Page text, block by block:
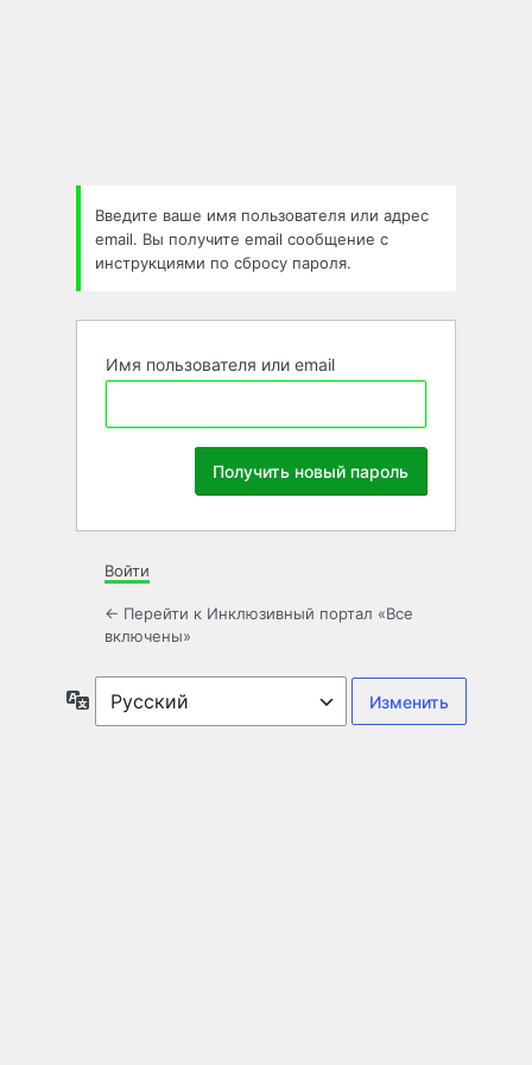
Введите ваше имя пользователя или адрес
email. Вы получите email сообщение с
инструкциями по сбросу пароля.
Имя пользователя или email
Войти
← Перейти к Инклюзивный портал «Все
включены»
Язык